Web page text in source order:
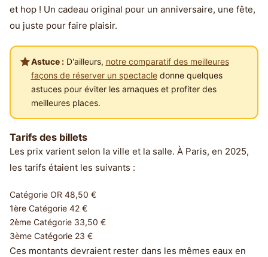
et hop ! Un cadeau original pour un anniversaire, une fête,
ou juste pour faire plaisir.
Astuce :D'ailleurs, notre comparatif des meilleures
façons de réserver un spectacledonne quelques
astuces pour éviter les arnaques et profiter des
meilleures places.
Tarifs des billets
Les prix varient selon la ville et la salle. À Paris, en 2025,
les tarifs étaient les suivants :
Catégorie OR 48,50 €
1ère Catégorie 42 €
2ème Catégorie 33,50 €
3ème Catégorie 23 €
Ces montants devraient rester dans les mêmes eaux en